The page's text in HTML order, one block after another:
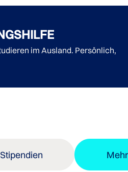
im Ausland. Persönlich,